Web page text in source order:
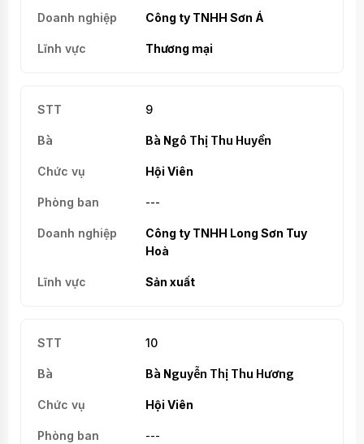
Công ty TNHH Sơn Á
Thương mại
9
Bà Ngô Thị Thu Huyền
Hội Viên
---
Công ty TNHH Long Sơn Tuy
Hoà
Sản xuất
10
Bà Nguyễn Thị Thu Hương
Hội Viên
---